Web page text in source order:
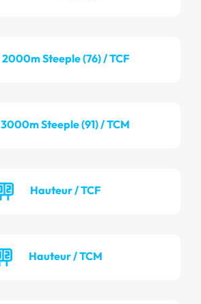
2000m Steeple (76) / TCF
3000m Steeple (91) / TCM
Hauteur / TCF
Hauteur / TCM